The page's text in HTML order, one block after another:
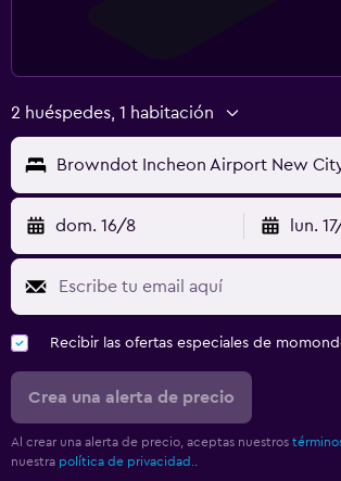
2 huéspedes, 1 habitación
Browndot Incheon Airport New
dom. 16/8 lun.
Recibir las ofertas especiales de
Crea una alerta de precio
Al crear una alerta de precio, aceptas nuestros
nuestra política de privacidad.